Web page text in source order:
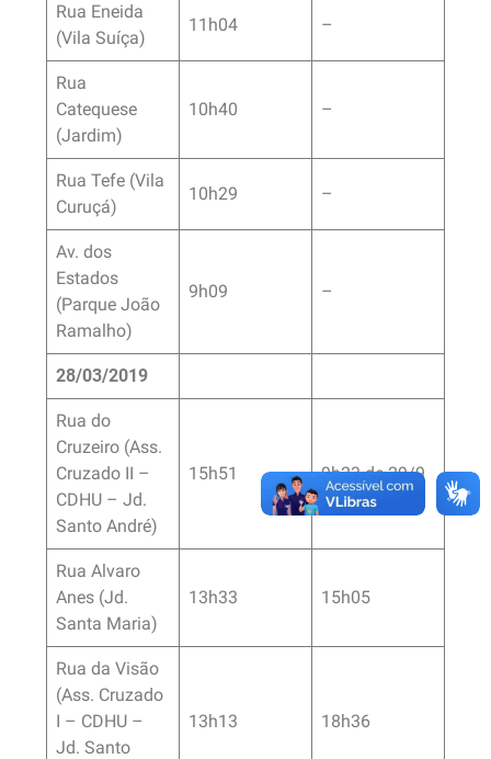
Rua Eneida
(Vila Suíça)
11h04 –
Rua
Catequese
(Jardim)
10h40 –
Rua Tefe (Vila
Curuçá)
10h29 –
Av. dos
Estados
(Parque João
Ramalho)
9h09 –
28/03/2019
Rua do
Cruzeiro (Ass.
Cruzado II –
CDHU – Jd.
Santo André)
15h51 9h23 de 29/9
Rua Alvaro
Anes (Jd.
Santa Maria)
13h33 15h05
Rua da Visão
(Ass. Cruzado
I – CDHU –
Jd. Santo
13h13 18h36